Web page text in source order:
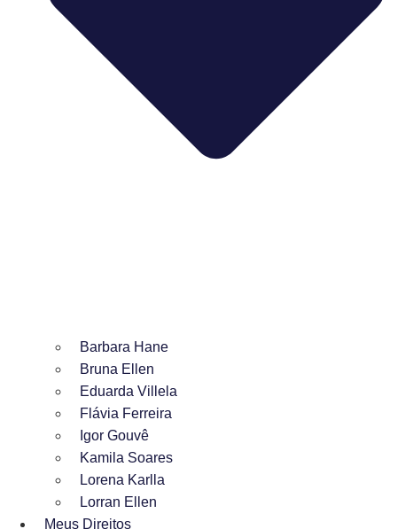
Barbara Hane
Bruna Ellen
Eduarda Villela
Flávia Ferreira
Igor Gouvê
Kamila Soares
Lorena Karlla
Lorran Ellen
Meus Direitos